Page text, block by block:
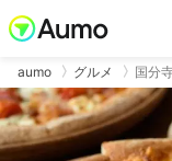
aumo グルメ 国分